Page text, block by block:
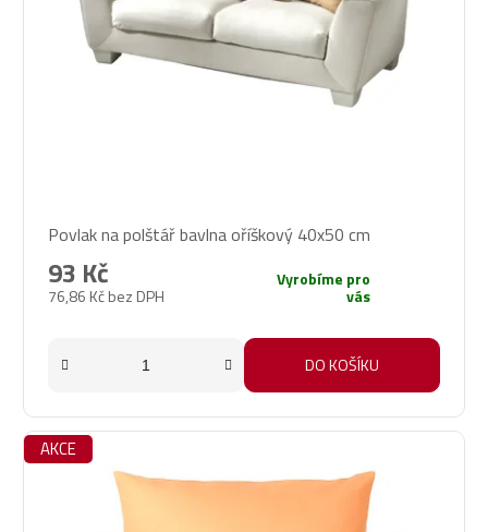
hodnocení
produktu
je
Povlak na polštář bavlna oříškový 40x50 cm
76,86 Kč bez DPH
93 Kč Vyrobíme pro
vás
DO KOŠÍKU
AKCE